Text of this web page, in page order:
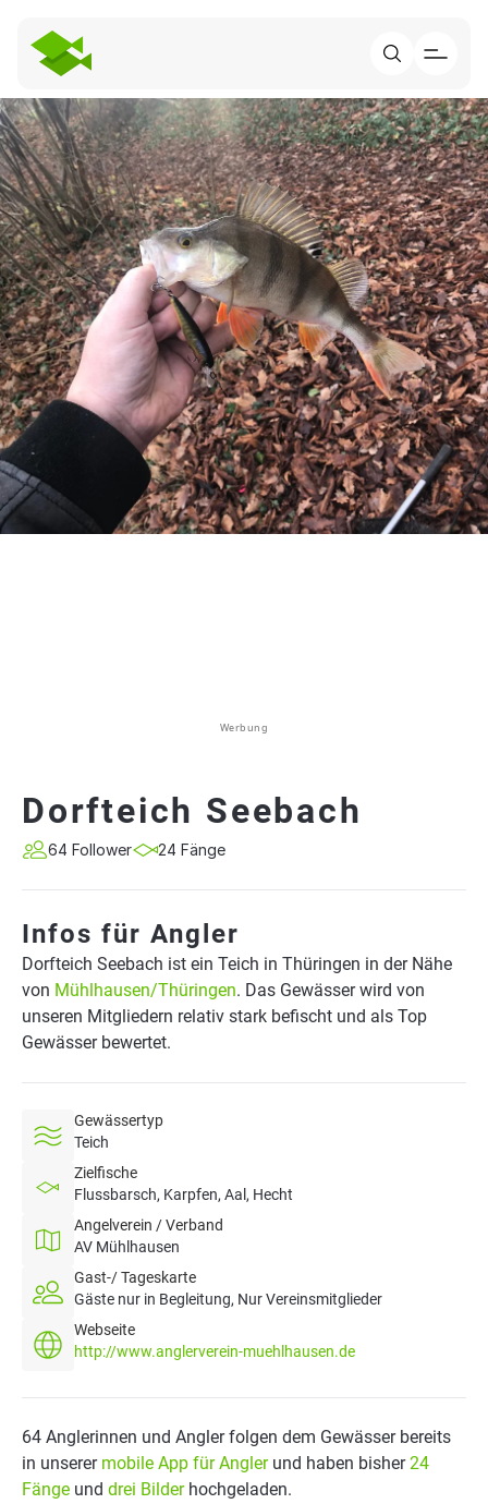
Werbung
Dorfteich Seebach
64 Follower 24 Fänge
Infos für Angler
Dorfteich Seebach ist ein Teich in Thüringen in der Nähe
von Mühlhausen/Thüringen. Das Gewässer wird von
unseren Mitgliedern relativ stark befischt und als Top
Gewässer bewertet.
Gewässertyp
Teich
Zielfische
Flussbarsch, Karpfen, Aal, Hecht
Angelverein / Verband
AV Mühlhausen
Gast-/ Tageskarte
Gäste nur in Begleitung, Nur Vereinsmitglieder
Webseite
http://www.anglerverein-muehlhausen.de
64 Anglerinnen und Angler folgen dem Gewässer bereits
in unserer mobile App für Anglerund haben bisher24
Fänge und drei Bilderhochgeladen.